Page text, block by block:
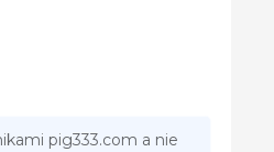
pig333.com a nie